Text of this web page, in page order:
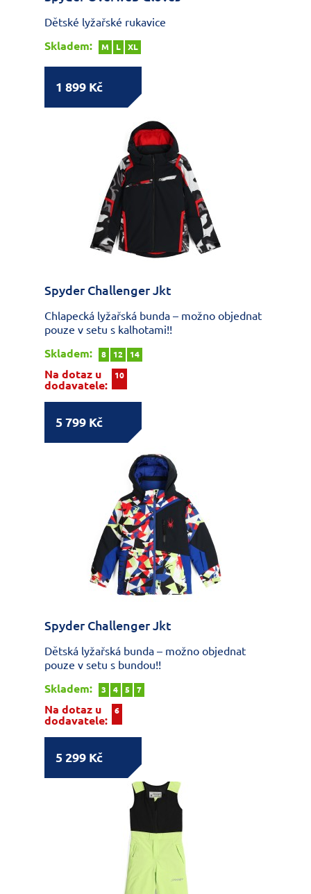
Dětské lyžařské rukavice
Skladem:
M L XL
1 899 Kč
Spyder Challenger Jkt
Chlapecká lyžařská bunda – možno objednat
pouze v setu s kalhotami!!
Skladem:
8 12 14
Na dotaz u
dodavatele:
10
5 799 Kč
Spyder Challenger Jkt
Dětská lyžařská bunda – možno objednat
pouze v setu s bundou!!
Skladem:
3 4 5 7
Na dotaz u
dodavatele:
6
5 299 Kč